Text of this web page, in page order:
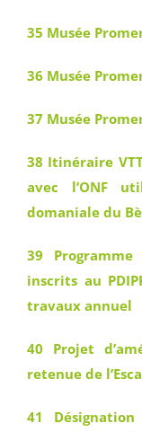
35 Musée
36 Musée
37 Musée
38 Itinéraire
avec l’ONF
domaniale du
39
inscrits au
travaux annuel
40 Projet
retenue de
41